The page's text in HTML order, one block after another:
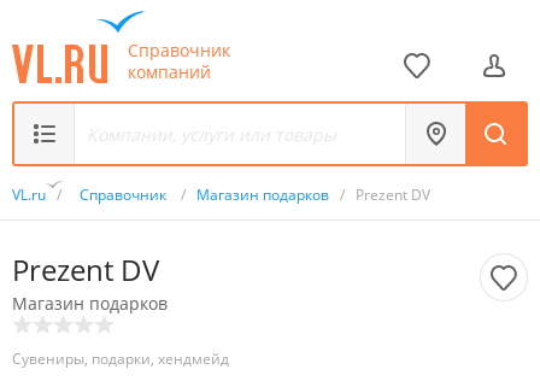
Справочник
компаний
VL.ru / Справочник / Магазин подарков / Prezent DV
Prezent DV
Магазин подарков
Сувениры, подарки, хендмейд